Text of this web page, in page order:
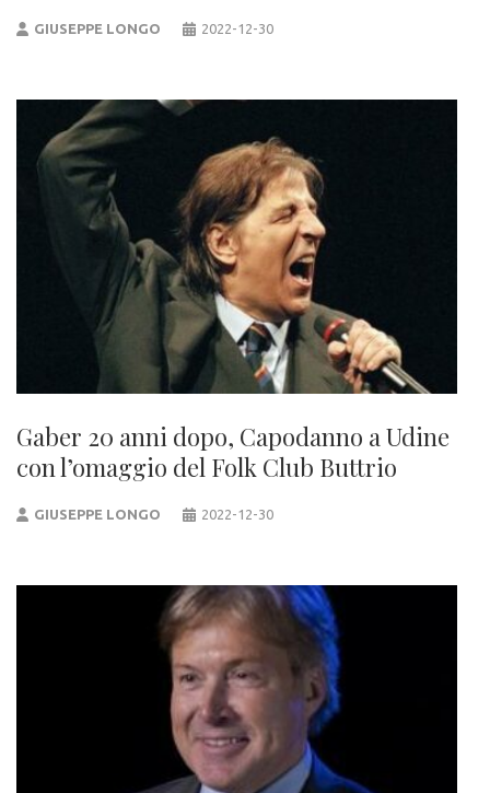
GIUSEPPE LONGO 2022-12-30
Gaber 20 anni dopo, Capodanno a Udine
con l’omaggio del Folk Club Buttrio
GIUSEPPE LONGO 2022-12-30